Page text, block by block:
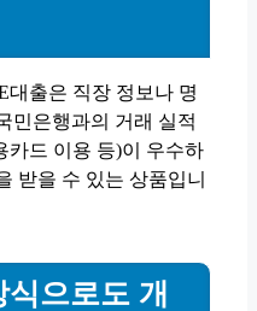
대출은 직장 정보나 명
민은행과의 거래 실적
카드 이용 등)이 우수하
받을 수 있는 상품입니
으로도 개